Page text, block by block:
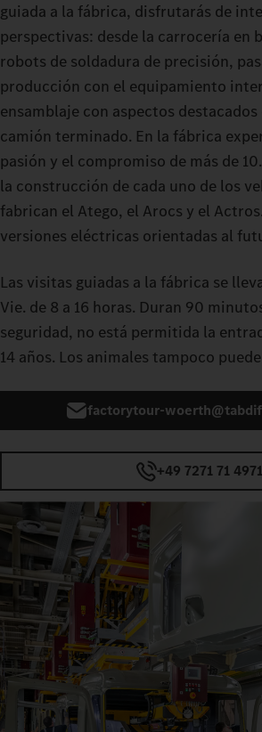
guiada a la fábrica, disfrutarás de
perspectivas: desde la carrocería en
robots de soldadura de precisión,
producción con el equipamiento
ensamblaje con aspectos destacados
camión terminado. En la fábrica
pasión y el compromiso de más de
la construcción de cada uno de los
fabrican el Atego, el Arocs y el
versiones eléctricas orientadas al
Las visitas guiadas a la fábrica se
Vie. de 8 a 16 horas. Duran 90
seguridad, no está permitida la
14 años. Los animales tampoco
factorytour-
+49 7271 71 4971